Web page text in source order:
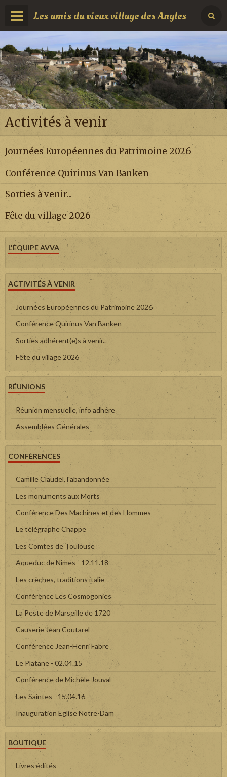
Les amis du vieux village des Angles
Activités à venir
Journées Européennes du Patrimoine 2026
Conférence Quirinus Van Banken
Sorties à venir...
Fête du village 2026
L'ÉQUIPE AVVA
ACTIVITÉS À VENIR
Journées Européennes du Patrimoine 2026
Conférence Quirinus Van Banken
Sorties adhérent(e)s à venir..
Fête du village 2026
RÉUNIONS
Réunion mensuelle, info adhére
Assemblées Générales
CONFÉRENCES
Camille Claudel, l'abandonnée
Les monuments aux Morts
Conférence Des Machines et des Hommes
Le télégraphe Chappe
Les Comtes de Toulouse
Aqueduc de Nîmes - 12.11.18
Les crèches, traditions italie
Conférence Les Cosmogonies
La Peste de Marseille de 1720
Causerie Jean Coutarel
Conférence Jean-Henri Fabre
Le Platane - 02.04.15
Conférence de Michèle Jouval
Les Saintes - 15.04.16
Inauguration Eglise Notre-Dam
BOUTIQUE
Livres édités